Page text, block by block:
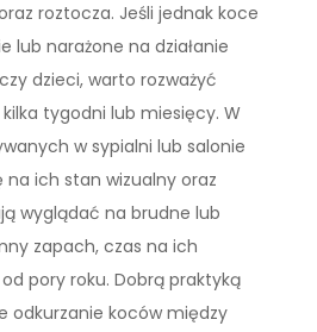
roztocza. Jeśli jednak koce
lub narażone na działanie
dzieci, warto rozważyć
tygodni lub miesięcy. W
w sypialni lub salonie
ich stan wizualny oraz
wyglądać na brudne lub
zapach, czas na ich
pory roku. Dobrą praktyką
odkurzanie koców między